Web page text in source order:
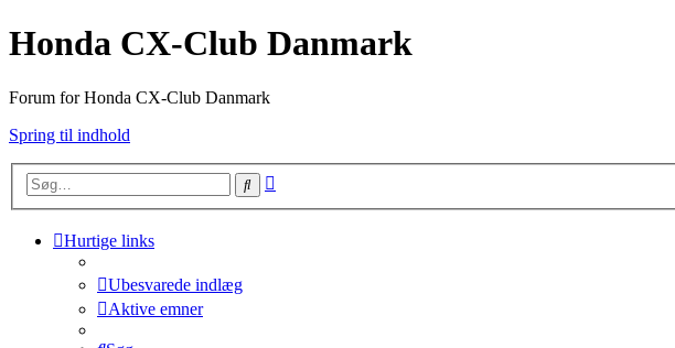
Honda CX-Club Danmark
Forum for Honda CX-Club Danmark
Spring til indhold
Søg
Hurtige links
Ubesvarede indlæg
Aktive emner